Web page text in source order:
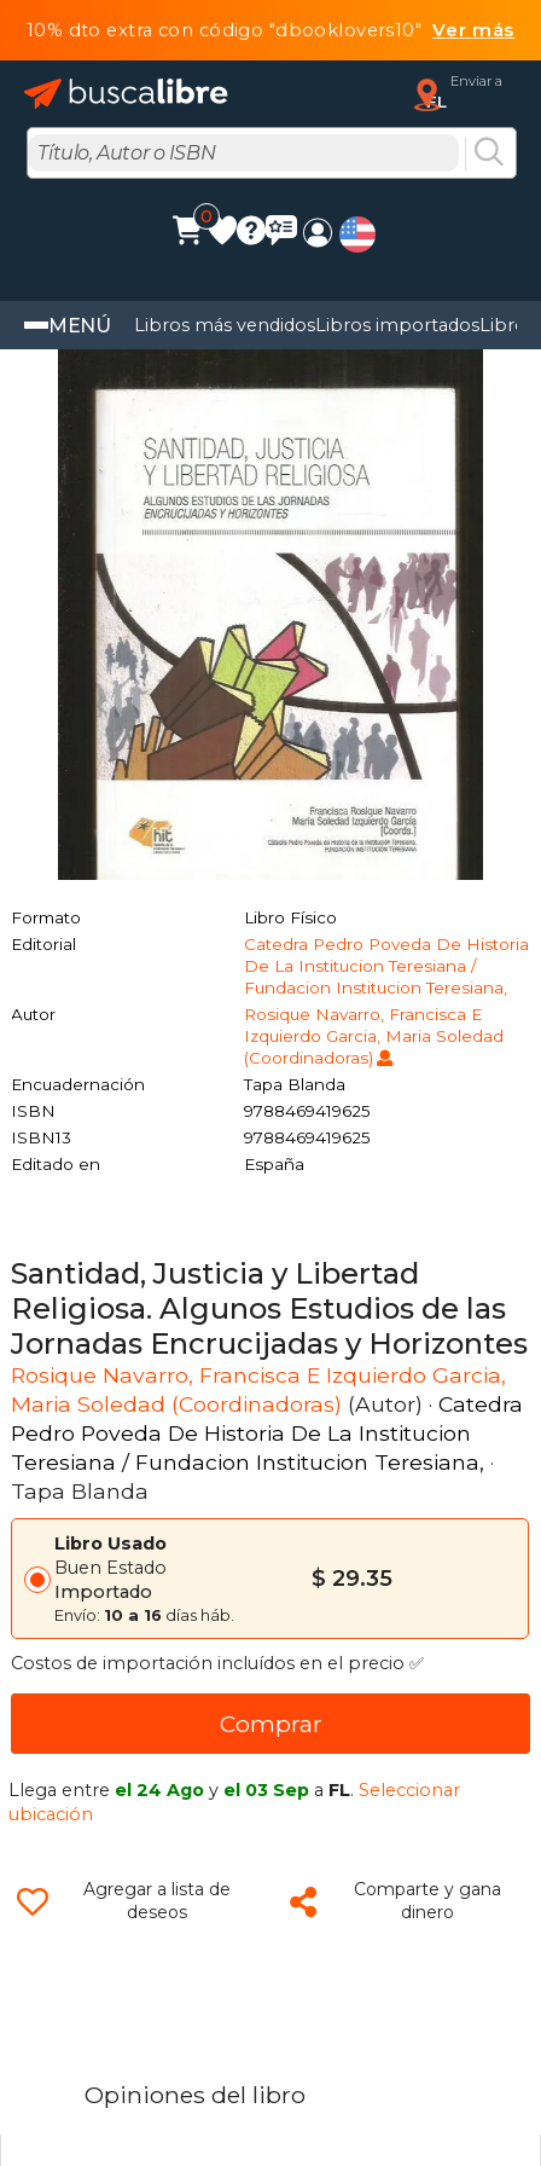
10% dto extra con código "dbooklovers10"Ver más
Enviar a
FL
0
MENÚ Libros más vendidosLibros importadosLibros
Formato
Libro Físico
Editorial
Catedra Pedro Poveda De Historia
De La Institucion Teresiana /
Fundacion Institucion Teresiana,
Autor
Rosique Navarro, Francisca E
Izquierdo Garcia, Maria Soledad
(Coordinadoras)
Encuadernación
Tapa Blanda
ISBN
9788469419625
ISBN13
9788469419625
Editado en
España
Santidad, Justicia y Libertad
Religiosa. Algunos Estudios de las
Jornadas Encrucijadas y Horizontes
Rosique Navarro, Francisca E Izquierdo Garcia,
Maria Soledad (Coordinadoras) (Autor) · Catedra
Pedro Poveda De Historia De La Institucion
Teresiana / Fundacion Institucion Teresiana, ·
Tapa Blanda
Libro Usado
Buen Estado
Importado
Envío: 10 a 16 días háb.
$ 29.35
Costos de importación incluídos en el precio ✅
Comprar
Llega entre el 24 Ago y el 03 Sep a FL.Seleccionar
ubicación
Agregar a lista de
deseos
Comparte y gana
dinero
Opiniones del libro